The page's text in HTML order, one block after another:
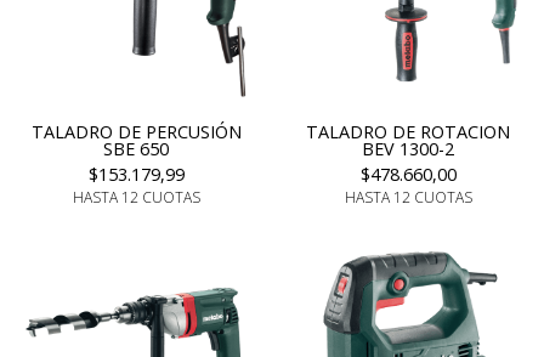
TALADRO DE PERCUSIÓN
SBE 650
$153.179,99
HASTA 12 CUOTAS
TALADRO DE ROTACION
BEV 1300-2
$478.660,00
HASTA 12 CUOTAS